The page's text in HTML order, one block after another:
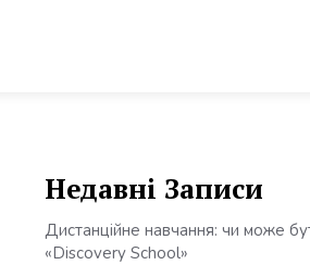
Недавні Записи
Дистанційне навчання: чи може
«Discovery School»